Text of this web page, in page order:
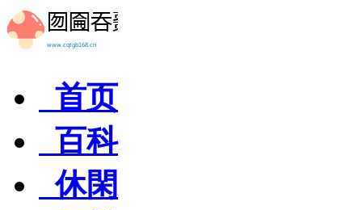
首页
百科
休閑